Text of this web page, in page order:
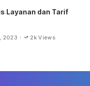
Layanan dan Tarif
2023 2k Views